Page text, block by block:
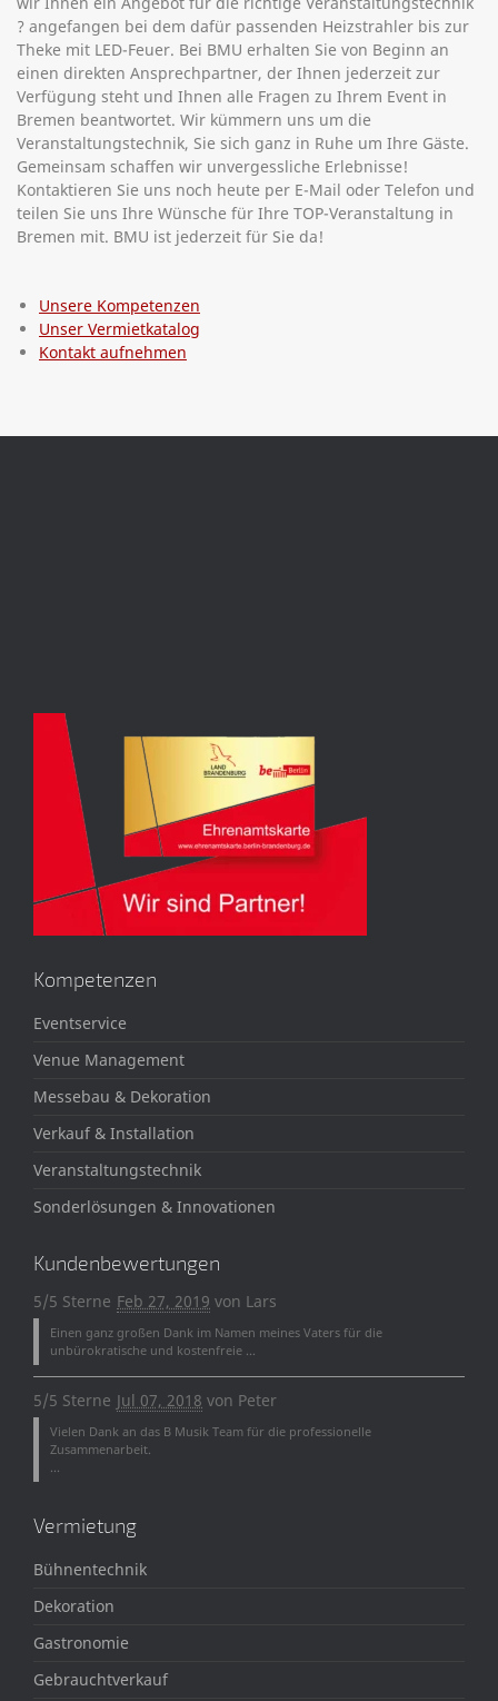
? angefangen bei dem dafür passenden Heizstrahler bis zur
Theke mit LED-Feuer. Bei BMU erhalten Sie von Beginn an
einen direkten Ansprechpartner, der Ihnen jederzeit zur
Verfügung steht und Ihnen alle Fragen zu Ihrem Event in
Bremen beantwortet. Wir kümmern uns um die
Veranstaltungstechnik, Sie sich ganz in Ruhe um Ihre Gäste.
Gemeinsam schaffen wir unvergessliche Erlebnisse!
Kontaktieren Sie uns noch heute per E-Mail oder Telefon und
teilen Sie uns Ihre Wünsche für Ihre TOP-Veranstaltung in
Bremen mit. BMU ist jederzeit für Sie da!
Unsere Kompetenzen
Unser Vermietkatalog
Kontakt aufnehmen
Kompetenzen
Eventservice
Venue Management
Messebau & Dekoration
Verkauf & Installation
Veranstaltungstechnik
Sonderlösungen & Innovationen
Kundenbewertungen
5/5 Sterne Feb 27, 2019 von Lars
Einen ganz großen Dank im Namen meines Vaters für die
unbürokratische und kostenfreie ...
5/5 Sterne Jul 07, 2018 von Peter
Vielen Dank an das B Musik Team für die professionelle
Zusammenarbeit.
Vermietung
Bühnentechnik
Dekoration
Gastronomie
Gebrauchtverkauf